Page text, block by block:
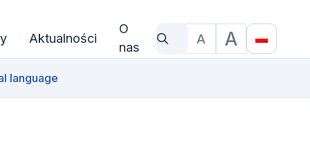
Aktualności
O
nas
Czego szukasz?
Rozmiar czcionki
A A
language